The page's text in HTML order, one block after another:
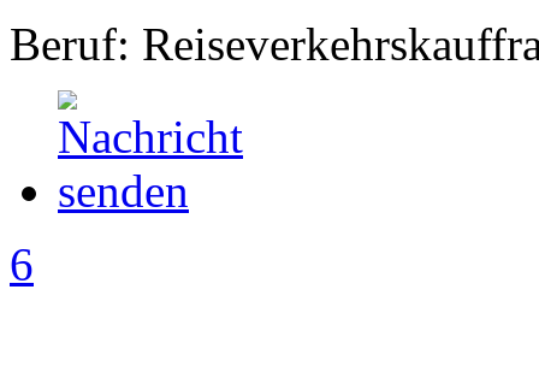
Beruf:
6